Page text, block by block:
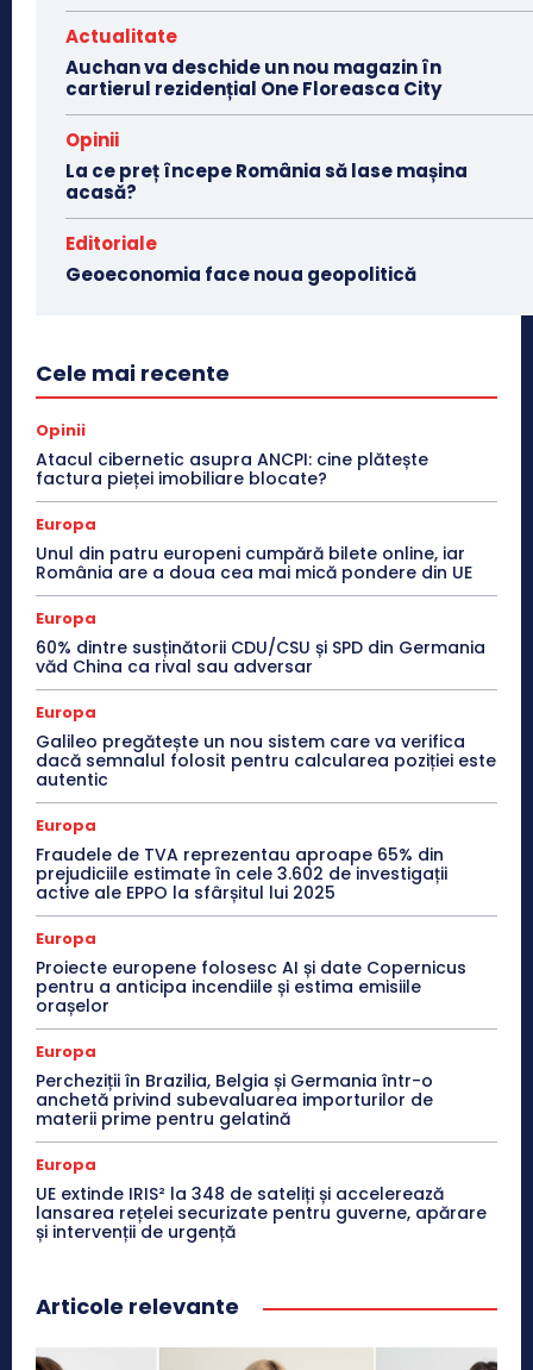
Actualitate
Auchan va deschide un nou magazin în
cartierul rezidențial One Floreasca City
Opinii
La ce preț începe România să lase mașina
acasă?
Editoriale
Geoeconomia face noua geopolitică
Cele mai recente
Opinii
Atacul cibernetic asupra ANCPI: cine plătește
factura pieței imobiliare blocate?
Europa
Unul din patru europeni cumpără bilete online, iar
România are a doua cea mai mică pondere din UE
Europa
60% dintre susținătorii CDU/CSU și SPD din Germania
văd China ca rival sau adversar
Europa
Galileo pregătește un nou sistem care va verifica
dacă semnalul folosit pentru calcularea poziției este
autentic
Europa
Fraudele de TVA reprezentau aproape 65% din
prejudiciile estimate în cele 3.602 de investigații
active ale EPPO la sfârșitul lui 2025
Europa
Proiecte europene folosesc AI și date Copernicus
pentru a anticipa incendiile și estima emisiile
orașelor
Europa
Percheziții în Brazilia, Belgia și Germania într-o
anchetă privind subevaluarea importurilor de
materii prime pentru gelatină
Europa
UE extinde IRIS² la 348 de sateliți și accelerează
lansarea rețelei securizate pentru guverne, apărare
și intervenții de urgență
Articole relevante